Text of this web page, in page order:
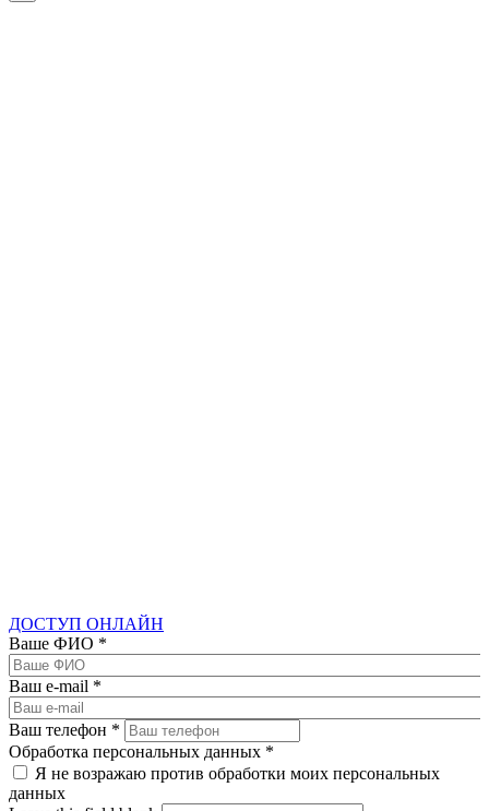
ДОСТУП ОНЛАЙН
Ваше ФИО *
Ваш e-mail *
Ваш телефон *
Обработка персональных данных *
Я не возражаю против обработки моих персональных
данных